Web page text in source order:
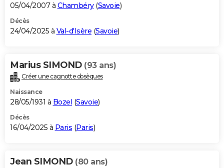
05/04/2007 à Chambéry(Savoie)
Décès
24/04/2025 à Val-d'Isère (Savoie)
Marius SIMOND (93 ans)
Créer une cagnotte obsèques
Naissance
28/05/1931 à Bozel (Savoie)
Décès
16/04/2025 à Paris (Paris)
Jean SIMOND (80 ans)